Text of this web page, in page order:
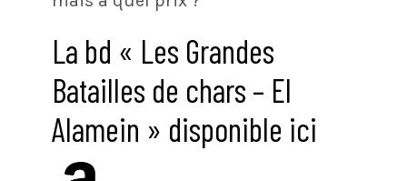
La bd « Les Grandes
Batailles de chars – El
Alamein » disponible ici